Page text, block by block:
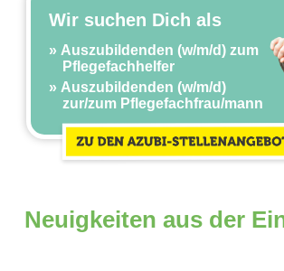
Wir suchen Dich als
Auszubildenden (w/m/d) zum
Pflegefachhelfer
Auszubildenden (w/m/d)
zur/zum Pflegefachfrau/mann
Neuigkeiten aus der